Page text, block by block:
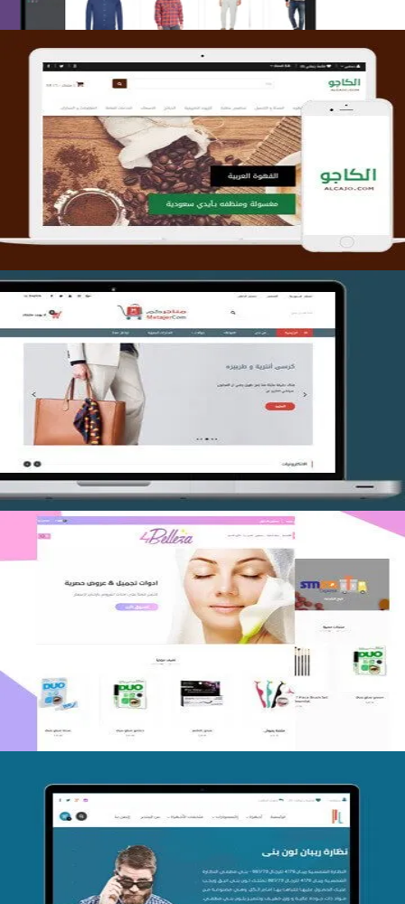
تصميم متجر الكاجو
التفاصيل
تصميم متجر متاجركم
اعادة تصميم متجر فوربليزا
التفاصيل
تصميم متجر اي كير